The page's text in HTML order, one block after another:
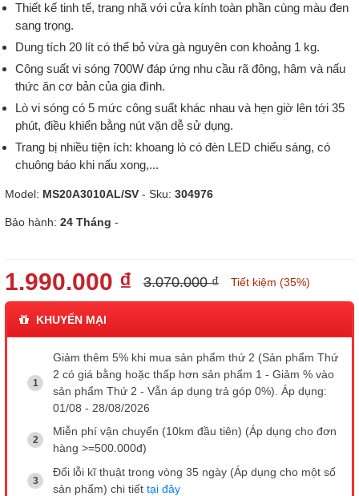
Thiết kế tinh tế, trang nhã với cửa kính toàn phần cùng màu đen
sang trọng.
Dung tích 20 lít có thể bỏ vừa gà nguyên con khoảng 1 kg.
Công suất vi sóng 700W đáp ứng nhu cầu rã đông, hâm và nấu
thức ăn cơ bản của gia đình.
Lò vi sóng có 5 mức công suất khác nhau và hẹn giờ lên tới 35
phút, điều khiển bằng nút vặn dễ sử dụng.
Trang bị nhiều tiện ích: khoang lò có đèn LED chiếu sáng, có
chuông báo khi nấu xong,...
Model: MS20A3010AL/SV - Sku: 304976
Bảo hành: 24 Tháng -
1.990.000 ₫ 3.070.000 ₫ Tiết kiệm (35%)
KHUYẾN MẠI
Giảm thêm 5% khi mua sản phẩm thứ 2 (Sản phẩm Thứ
2 có giá bằng hoặc thấp hơn sản phẩm 1 - Giảm % vào
sản phẩm Thứ 2 - Vẫn áp dụng trả góp 0%). Áp dụng:
01/08 - 28/08/2026
Miễn phí vận chuyển (10km đầu tiên) (Áp dụng cho đơn
hàng >=500.000đ)
Đổi lỗi kĩ thuật trong vòng 35 ngày (Áp dụng cho một số
sản phẩm) chi tiết tại đây